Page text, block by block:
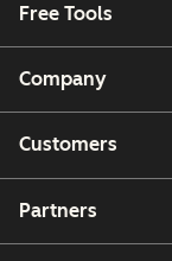
Free Tools
Company
Customers
Partners